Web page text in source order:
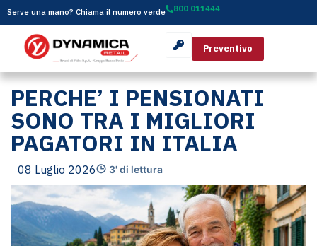
Serve una mano? Chiama il numero verde 800 011444
Preventivo
PERCHE’ I PENSIONATI
SONO TRA I MIGLIORI
PAGATORI IN ITALIA
08 Luglio 2026 3' di lettura